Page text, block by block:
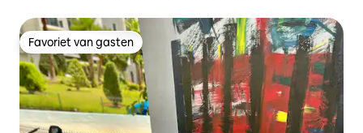
Favoriet van gasten
Favoriet van gasten